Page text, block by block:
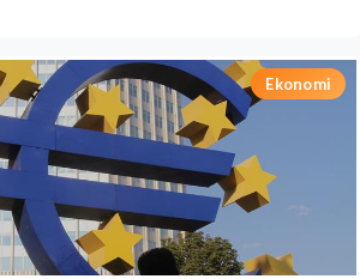
Ekonomi